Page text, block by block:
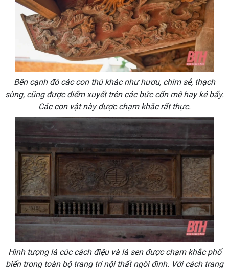
Bên cạnh đó các con thú khác như hươu, chim sẻ, thạch
sùng, cũng được điểm xuyết trên các bức cốn mê hay kẻ bẩy.
Các con vật này được chạm khắc rất thực.
Hình tượng lá cúc cách điệu và lá sen được chạm khắc phổ
biến trong toàn bộ trang trí nội thất ngôi đình. Với cách trang